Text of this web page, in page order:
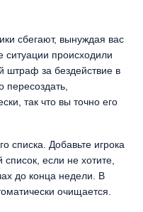
сбегают, вынуждая вас
ситуации происходили
штраф за бездействие в
пересоздать,
так что вы точно его
списка. Добавьте игрока
если не хотите,
до конца недели. В
очищается.